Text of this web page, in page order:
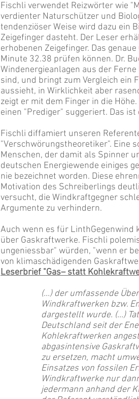
Fischli verwendet Reizwörter wie
verdienter Naturschützer und
tendenziöser Weise wird dazu ein
Zeigefinger dasteht. Der Leser
erhobenen Zeigefinger. Das
Minute 32.38 prüfen können. Dr.
Windenergieanlagen aus der
sind, und bringt zum Vergleich ein
aussieht, in Wirklichkeit aber
zeigt er mit dem Finger in die
einen "Prediger" suggeriert. Das
Fischli diffamiert unseren
"Verschwörungstheoretiker". Eine
Menschen, der damit als Spinner
deutschen Energiewende einiges
nie bezeichnet worden. Diese
Motivation des Schreiberlings
versucht, die Windkraftgegner
Argumente zu verhindern.
Auch wenn es für LinthGegenwind
über Gaskraftwerke. Fischli
ungeniessbar" würden, "wenn er
von klimaschädigenden
Leserbrief "Gas– statt
(...) der umfassende
Windkraftwerken bzw.
dargestellt wurde. (...)
Deutschland seit der
Kohlekraftwerken
abgasintensive
zu ersetzen, macht
Einsatzes von fossilen
Windkraftwerke nur
jedermann anhand der